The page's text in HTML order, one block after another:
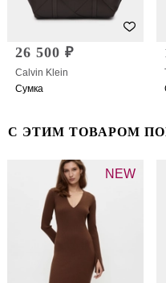
26 500 ₽
Calvin Klein
Сумка
С ЭТИМ ТОВАРОМ
NEW